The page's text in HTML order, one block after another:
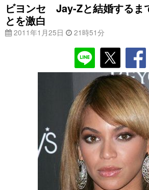
ビヨンセ Jay-Zと結婚するま
とを激白
2011年1月25日 21時51分